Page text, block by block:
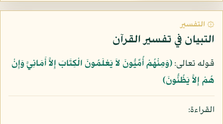
۞ التفسير
التبيان في تفسير القرآن
قوله تعالى:﴿وَمِنْهُمْ أُمِّيُّونَ لاَ يَعْلَمُونَ الْكِتَابَ إِلاَّ أَمَانِيَّ وَإِنْ
هُمْ إِلاَّ يَظُنُّونَ﴾
القراءة: